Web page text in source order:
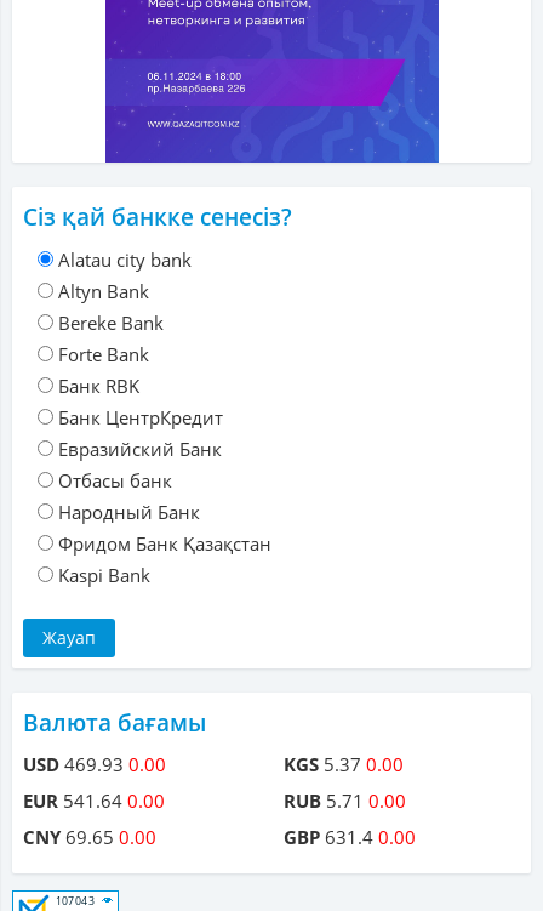
Сіз қай банкке сенесіз?
Alatau city bank
Altyn Bank
Bereke Bank
Forte Bank
Банк RBK
Банк ЦентрКредит
Евразийский Банк
Отбасы банк
Народный Банк
Фридом Банк Қазақстан
Kaspi Bank
Валюта бағамы
USD 469.93 0.00
EUR 541.64 0.00
CNY69.65 0.00
KGS 5.37 0.00
RUB 5.71 0.00
GBP 631.4 0.00